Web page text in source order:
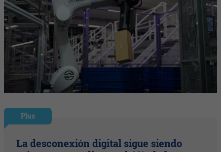
Plus
La desconexión digital sigue siendo